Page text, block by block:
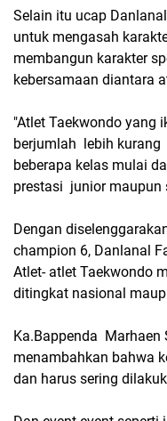
Selain itu ucap
untuk mengasah
membangun karakter
kebersamaan diantara
"Atlet Taekwondo yang
berjumlah lebih kurang
beberapa kelas mulai
prestasi junior maupun
Dengan
champion 6, Danlanal
Atlet- atlet Taekwondo
ditingkat nasional
Ka.Bappenda Marhaen
menambahkan bahwa
dan harus sering